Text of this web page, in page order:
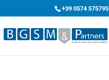
+39 0574 575795